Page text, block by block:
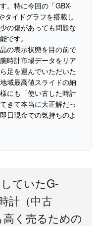
。特に今回の「GBX-
タイドグラフを搭載し
の傷があっても問題な
です。
の表示状態を目の前で
時計市場データをリア
足を運んでいただいた
域最高値スライドの納
にも「使い古した時計
きて本当に大正解だっ
日現金での気持ちのよ
ていたG-
計（中古
く売るための